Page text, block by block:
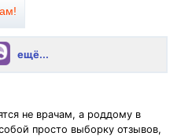
ещё...
не врачам, а роддому в
просто выборку отзывов,